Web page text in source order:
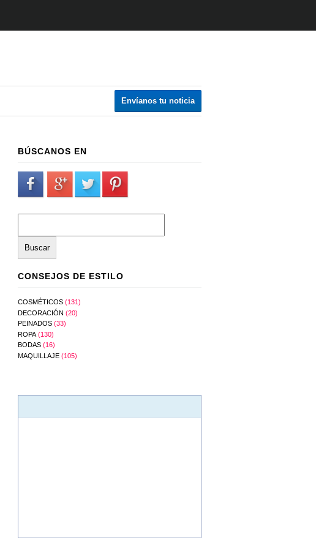
Envíanos tu noticia
BÚSCANOS EN
CONSEJOS DE ESTILO
COSMÉTICOS (131)
DECORACIÓN (20)
PEINADOS (33)
ROPA (130)
BODAS (16)
MAQUILLAJE (105)